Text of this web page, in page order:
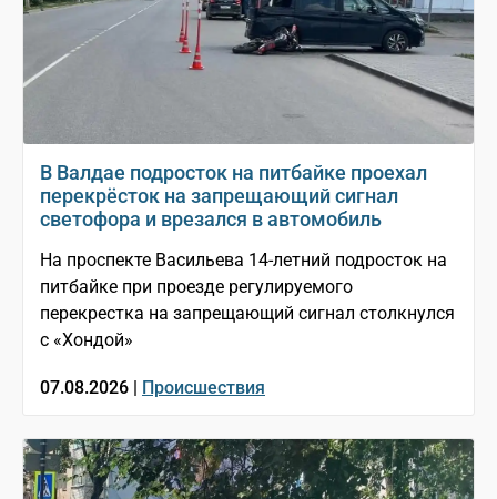
В Валдае подросток на питбайке проехал
перекрёсток на запрещающий сигнал
светофора и врезался в автомобиль
На проспекте Васильева 14-летний подросток на
питбайке при проезде регулируемого
перекрестка на запрещающий сигнал столкнулся
с «Хондой»
07.08.2026 | Происшествия